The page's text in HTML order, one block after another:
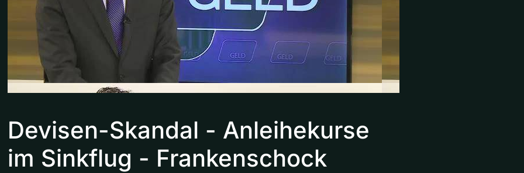
Devisen-Skandal - Anleihekurse
im Sinkflug - Frankenschock